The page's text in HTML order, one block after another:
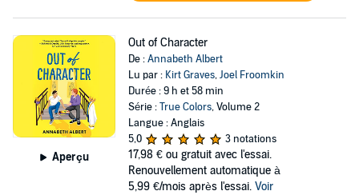
Aperçu
Out of Character
De :Annabeth Albert
Lu par : Kirt Graves,Joel Froomkin
Durée : 9 h et 58 min
Série :True Colors, Volume 2
Langue : Anglais
5,0
3 notations
17,98 € ou gratuit avec l'essai.
Renouvellement automatique à
5,99 €/mois après l'essai. Voir